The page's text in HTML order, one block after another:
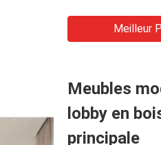
Meilleur
Meubles
lobby en
principale